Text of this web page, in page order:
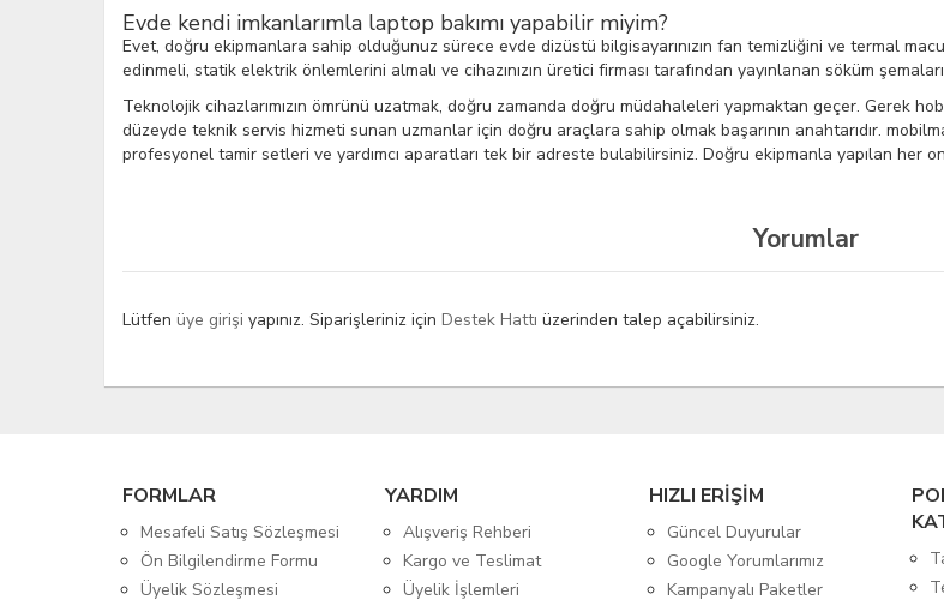
Evde kendi imkanlarımla laptop bakımı yapabilir miyim?
Evet, doğru ekipmanlara sahip olduğunuz sürece evde dizüstü bilgisayarınızın fan temizliğini ve termal
edinmeli, statik elektrik önlemlerini almalı ve cihazınızın üretici firması tarafından yayınlanan söküm
Teknolojik cihazlarımızın ömrünü uzatmak, doğru zamanda doğru müdahaleleri yapmaktan geçer. Gerek
düzeyde teknik servis hizmeti sunan uzmanlar için doğru araçlara sahip olmak başarının anahtarıdır.
profesyonel tamir setleri ve yardımcı aparatları tek bir adreste bulabilirsiniz. Doğru ekipmanla yapılan her
Yorumlar
Lütfen üye girişi yapınız. Siparişleriniz için Destek Hattı üzerinden talep açabilirsiniz.
FORMLAR
Mesafeli Satış Sözleşmesi
Ön Bilgilendirme Formu
Üyelik Sözleşmesi
YARDIM
Alışveriş Rehberi
Kargo ve Teslimat
Üyelik İşlemleri
HIZLI ERİŞİM
Güncel Duyurular
Google Yorumlarımız
Kampanyalı Paketler